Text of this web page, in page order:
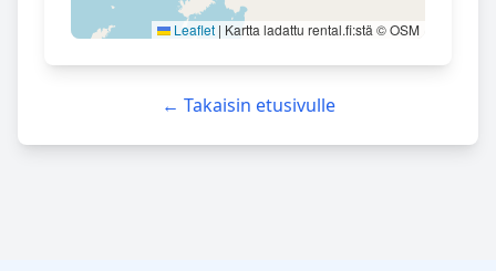
Leaflet | Kartta ladattu rental.fi:stä © OSM
← Takaisin etusivulle